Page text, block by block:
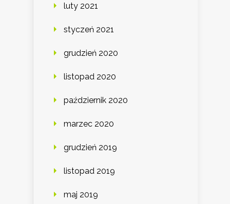
luty 2021
styczeń 2021
grudzień 2020
listopad 2020
październik 2020
marzec 2020
grudzień 2019
listopad 2019
maj 2019